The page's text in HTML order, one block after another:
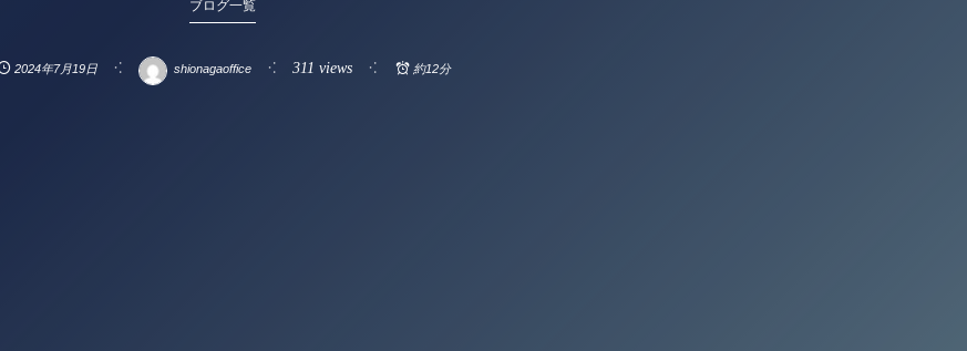
ブログ一覧
2024年7月19日 shionagaoffice 311 views 約12分